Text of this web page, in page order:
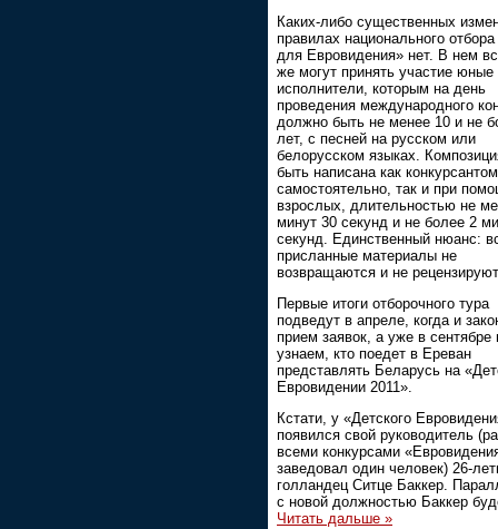
Каких-либо существенных
правилах национального
для Евровидения» нет. В нем
же могут принять участие юные
исполнители, которым на день
проведения международного
должно быть не менее 10 и не
лет, с песней на русском или
белорусском языках.
быть написана как конкурсантом
самостоятельно, так и при
взрослых, длительностью не
минут 30 секунд и не более 2
секунд. Единственный нюанс:
присланные материалы не
возвращаются и не
Первые итоги отборочного тура
подведут в апреле, когда и
прием заявок, а уже в
узнаем, кто поедет в Ереван
представлять Беларусь на
Евровидении 2011».
Кстати, у «Детского
появился свой руководитель
всеми конкурсами
заведовал один человек) 26-
голландец Ситце Баккер.
с новой должностью Баккер
Читать дальше »